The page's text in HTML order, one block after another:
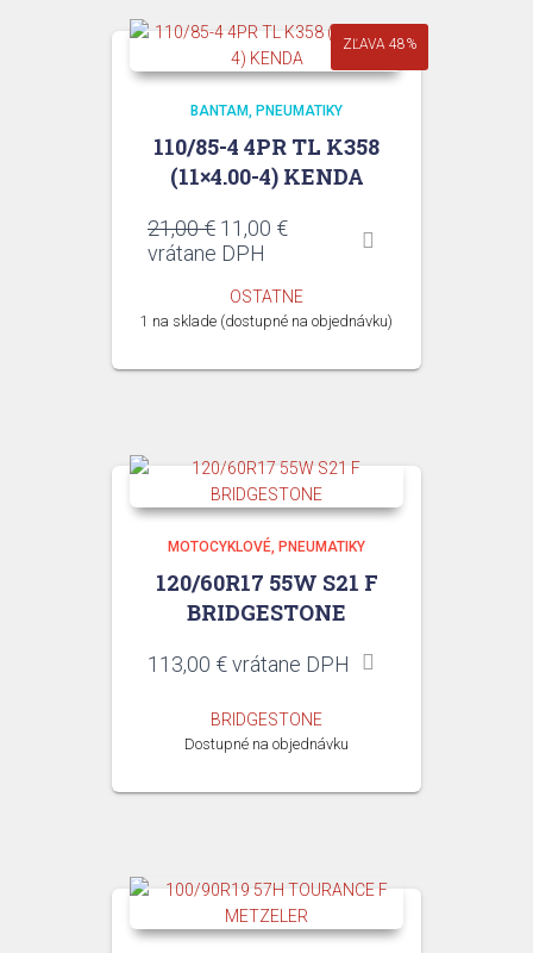
ZĽAVA 48%
BANTAM PNEUMATIKY
110/85-4 4PR TL K358
(11×4.00-4) KENDA
21,00€ Pôvodná
cena
21,00 €.
11,00 €Aktuálna
11,00 €.
vrátane DPH
OSTATNE
1 na sklade (dostupné na objednávku)
MOTOCYKLOVÉ PNEUMATIKY
120/60R17 55W S21 F
BRIDGESTONE
113,00 €vrátane DPH
BRIDGESTONE
Dostupné na objednávku